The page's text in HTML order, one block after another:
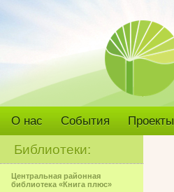
О нас События Проекты
Библиотеки:
Центральная районная
библиотека «Книга плюс»